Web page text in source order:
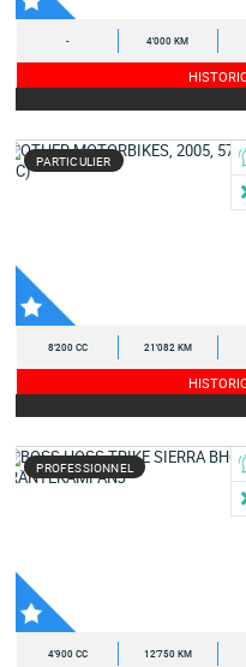
- 4'000 KM
PARTICULIER
8'200 CC 21'082 KM
PROFESSIONNEL
4'900 CC 12'750 KM